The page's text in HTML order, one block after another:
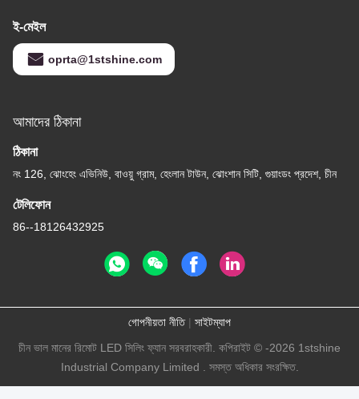
ই-মেইল
oprta@1stshine.com
আমাদের ঠিকানা
ঠিকানা
নং 126, ঝোংহেং এভিনিউ, বাওয়ু গ্রাম, হেংলান টাউন, ঝোংশান সিটি, গুয়াংডং প্রদেশ, চীন
টেলিফোন
86--18126432925
গোপনীয়তা নীতি| সাইটম্যাপ
চীন ভাল মানের রিমোট LED সিলিং ফ্যান সরবরাহকারী. কপিরাইট © -2026 1stshine
Industrial Company Limited . সমস্ত অধিকার সংরক্ষিত.